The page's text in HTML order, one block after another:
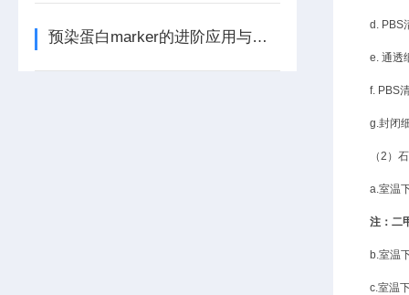
预染蛋白marker的进阶应用与优势
d. PBS
e. 通透
f. PBS
g.封闭
（2）
a.室温
注：二
b.室温
c.室温